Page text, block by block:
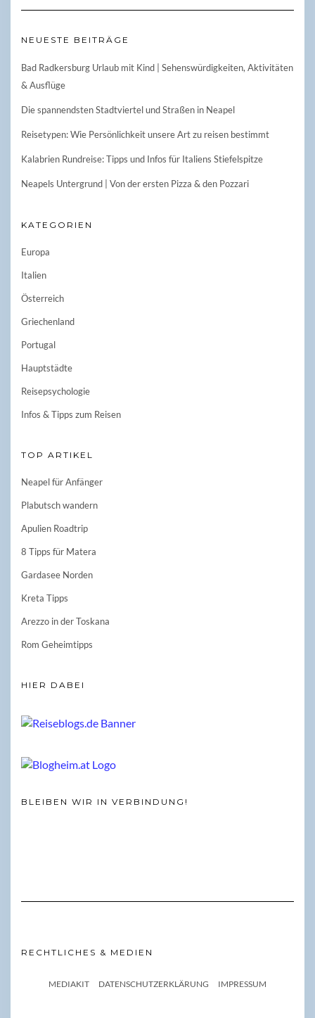
NEUESTE BEITRÄGE
Bad Radkersburg Urlaub mit Kind | Sehenswürdigkeiten, Aktivitäten
& Ausflüge
Die spannendsten Stadtviertel und Straßen in Neapel
Reisetypen: Wie Persönlichkeit unsere Art zu reisen bestimmt
Kalabrien Rundreise: Tipps und Infos für Italiens Stiefelspitze
Neapels Untergrund | Von der ersten Pizza & den Pozzari
KATEGORIEN
Europa
Italien
Österreich
Griechenland
Portugal
Hauptstädte
Reisepsychologie
Infos & Tipps zum Reisen
TOP ARTIKEL
Neapel für Anfänger
Plabutsch wandern
Apulien Roadtrip
8 Tipps für Matera
Gardasee Norden
Kreta Tipps
Arezzo in der Toskana
Rom Geheimtipps
HIER DABEI
BLEIBEN WIR IN VERBINDUNG!
RECHTLICHES & MEDIEN
MEDIAKIT DATENSCHUTZERKLÄRUNG IMPRESSUM